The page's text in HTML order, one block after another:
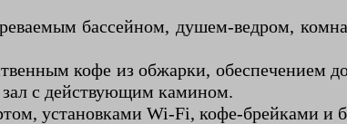
бассейном, душем-ведром,
кофе из обжарки, обеспечением
с действующим камином.
установками Wi-Fi, кофе-брейками и